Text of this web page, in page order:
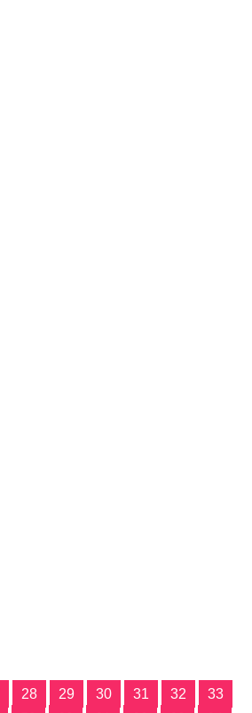
28 29 30 31 32
33